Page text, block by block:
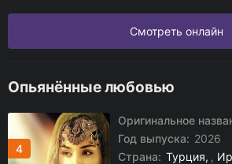
Смотреть онлайн
Опьянённые любовью
4
Оригинальное
Год выпуска: 2026
Страна: Турция ,